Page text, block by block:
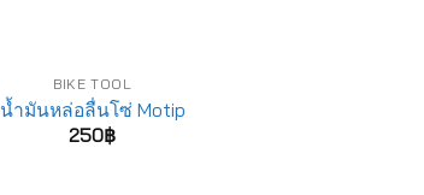
BIKE TOOL
น้ำมันหล่อลื่นโซ่ Motip
250฿